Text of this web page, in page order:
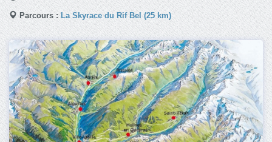
Parcours : La Skyrace du Rif Bel (25 km)